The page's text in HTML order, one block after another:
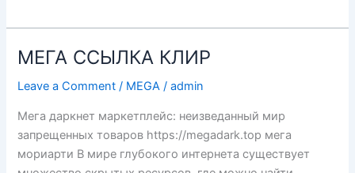
МЕГ
МЕГА ССЫЛКА КЛИР
Leave a Comment / MEGA /admin
Мега даркнет маркетплейс: неизведанный мир
запрещенных товаров https://megadark.top мега
мориарти В мире глубокого интернета существует